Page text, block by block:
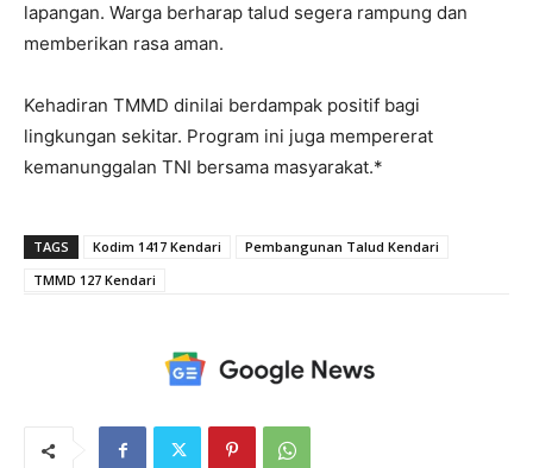
lapangan. Warga berharap talud segera rampung dan
memberikan rasa aman.
Kehadiran TMMD dinilai berdampak positif bagi
lingkungan sekitar. Program ini juga mempererat
kemanunggalan TNI bersama masyarakat.*
TAGS Kodim 1417 Kendari
Pembangunan Talud Kendari
TMMD 127 Kendari